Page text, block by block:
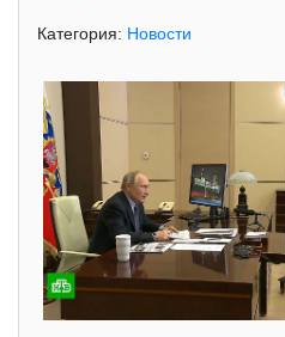
Категория: Новости